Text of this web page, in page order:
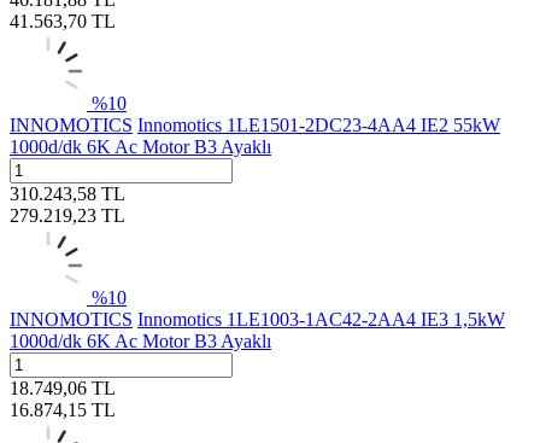
41.563,70 TL
%10
INNOMOTICS Innomotics 1LE1501-2DC23-4AA4 IE2 55kW
1000d/dk 6K Ac Motor B3 Ayaklı
310.243,58 TL
279.219,23 TL
%10
INNOMOTICS Innomotics 1LE1003-1AC42-2AA4 IE3 1,5kW
1000d/dk 6K Ac Motor B3 Ayaklı
18.749,06 TL
16.874,15 TL